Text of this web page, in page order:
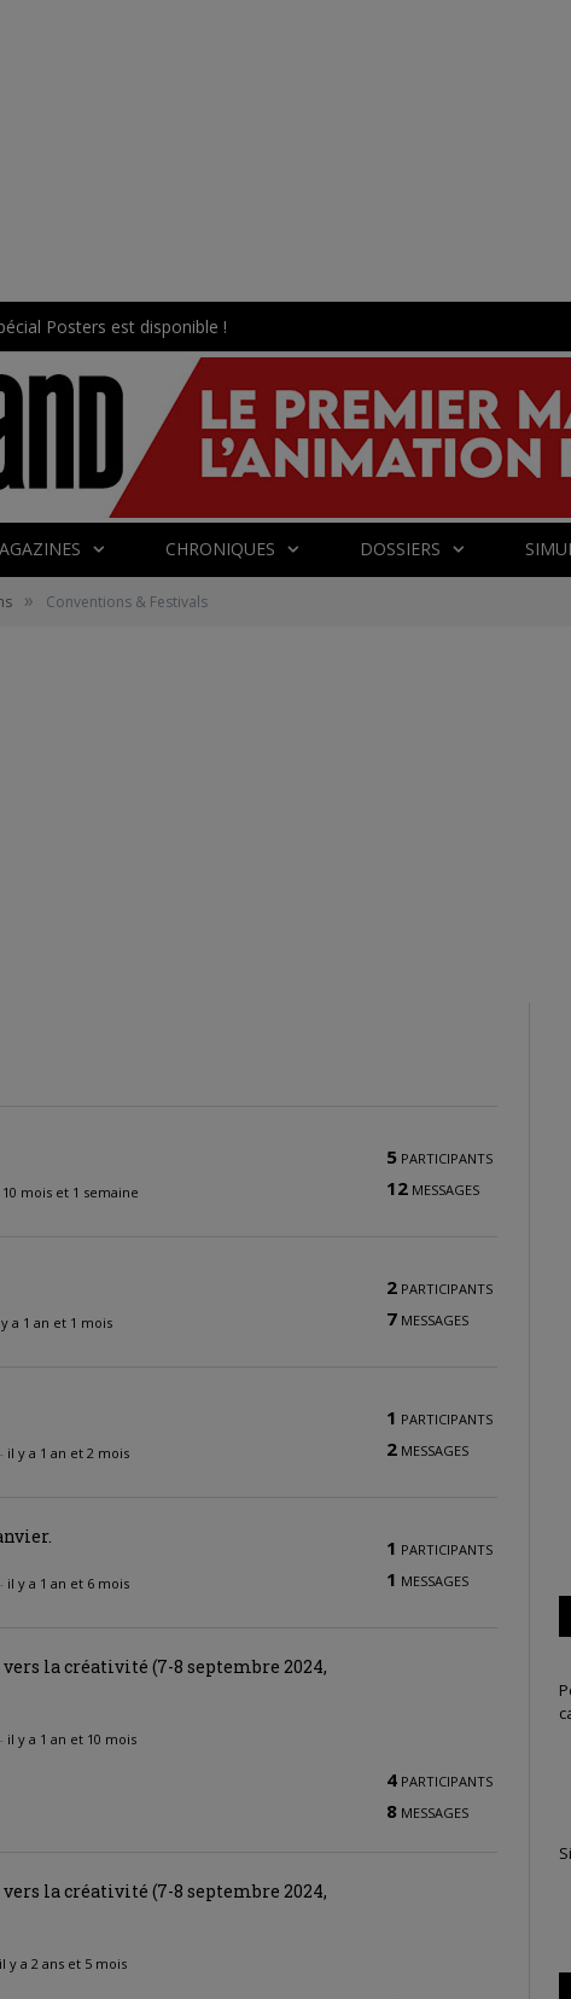
Posters est disponible !
CHRONIQUES DOSSIERS
» Conventions & Festivals
10 mois et 1 semaine
5 PARTICIPANTS
12 MESSAGES
a 1 an et 1 mois
2 PARTICIPANTS
7 MESSAGES
il y a 1 an et 2 mois
1 PARTICIPANTS
2 MESSAGES
il y a 1 an et 6 mois
1 PARTICIPANTS
1 MESSAGES
la créativité (7-8 septembre 2024,
il y a 1 an et 10 mois
4 PARTICIPANTS
8 MESSAGES
la créativité (7-8 septembre 2024,
il y a 2 ans et 5 mois